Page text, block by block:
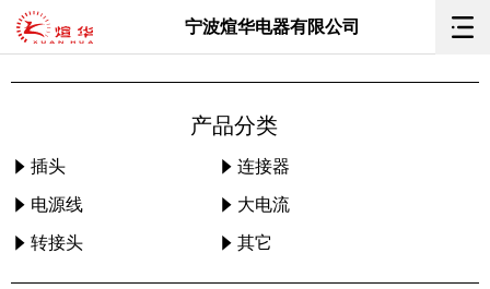
宁波煊华电器有限公司
产品分类
插头 连接器
电源线 大电流
转接头 其它